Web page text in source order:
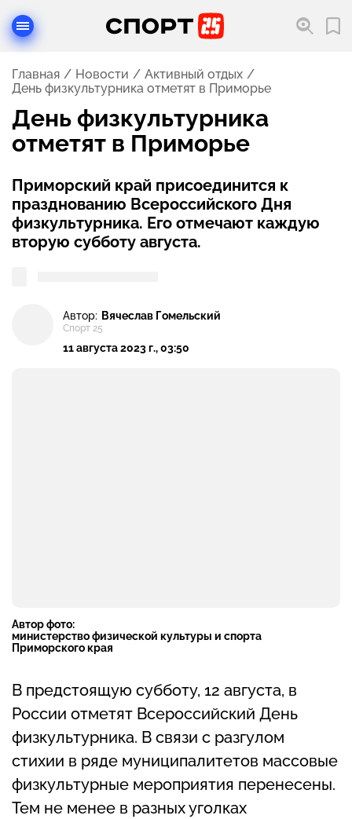
Главная Новости
Активный отдых
День физкультурника отметят в Приморье
День физкультурника
отметят в Приморье
Приморский край присоединится к
празднованию Всероссийского Дня
физкультурника. Его отмечают каждую
вторую субботу августа.
Автор: Вячеслав Гомельский
Спорт 25
11 августа 2023 г., 03:50
Автор фото:
министерство физической культуры и спорта
Приморского края
В предстоящую субботу, 12 августа, в
России отметят Всероссийский День
физкультурника. В связи с разгулом
стихии в ряде муниципалитетов массовые
физкультурные мероприятия перенесены.
Тем не менее в разных уголках